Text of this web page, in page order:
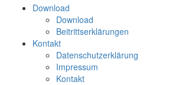
Download
Download
Beitrittserklärungen
Kontakt
Datenschutzerklärung
Impressum
Kontakt